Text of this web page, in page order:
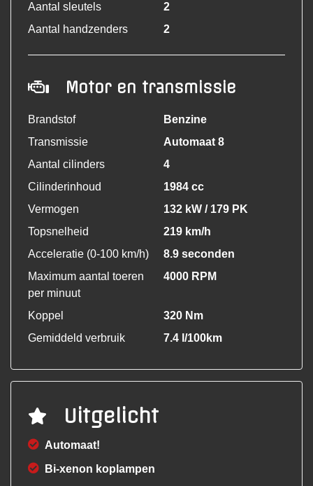
Aantal sleutels
2
Aantal handzenders
2
Motor en transmissie
Brandstof
Benzine
Transmissie
Automaat 8
Aantal cilinders
4
Cilinderinhoud
1984 cc
Vermogen
132 kW / 179 PK
Topsnelheid
219 km/h
Acceleratie (0-100 km/h)
8.9 seconden
Maximum aantal toeren
per minuut
4000 RPM
Koppel
320 Nm
Gemiddeld verbruik
7.4 l/100km
Uitgelicht
Automaat!
Bi-xenon koplampen